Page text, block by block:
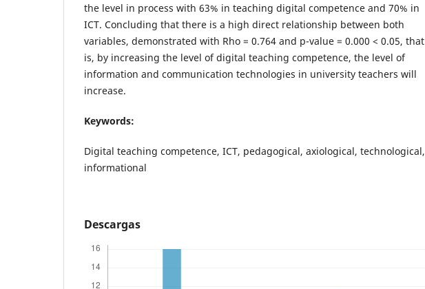
the level in process with 63% in teaching digital competence and 70% in
ICT. Concluding that there is a high direct relationship between both
variables, demonstrated with Rho = 0.764 and p-value = 0.000 < 0.05, that
is, by increasing the level of digital teaching competence, the level of
information and communication technologies in university teachers will
increase.
Keywords:
Digital teaching competence, ICT, pedagogical, axiological, technological,
informational
Descargas